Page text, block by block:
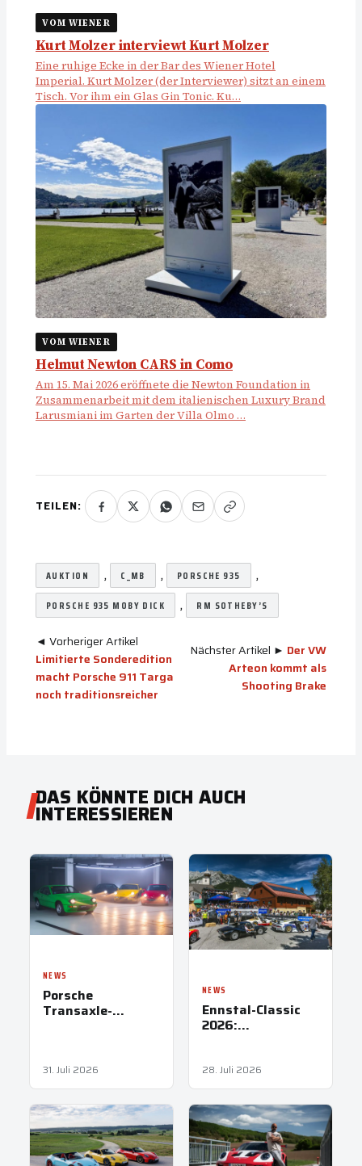
VOM WIENER
Kurt Molzer interviewt Kurt Molzer
Eine ruhige Ecke in der Bar des Wiener Hotel
Imperial. Kurt Molzer (der Interviewer) sitzt an einem
Tisch. Vor ihm ein Glas Gin Tonic. Ku…
VOM WIENER
Helmut Newton CARS in Como
Am 15. Mai 2026 eröffnete die Newton Foundation in
Zusammenarbeit mit dem italienischen Luxury Brand
Larusmiani im Garten der Villa Olmo …
TEILEN:
AUKTION , C_MB , PORSCHE 935 ,
PORSCHE 935 MOBY DICK , RM SOTHEBY’S
◄ Vorheriger Artikel
Limitierte Sonderedition
macht Porsche 911 Targa
noch traditionsreicher
Nächster Artikel ► Der VW
Arteon kommt als
Shooting Brake
DAS KÖNNTE DICH AUCH
INTERESSIEREN
NEWS
Porsche
Transaxle-
31. Juli 2026
NEWS
Ennstal-Classic
2026:
Zwischenfälle
28. Juli 2026